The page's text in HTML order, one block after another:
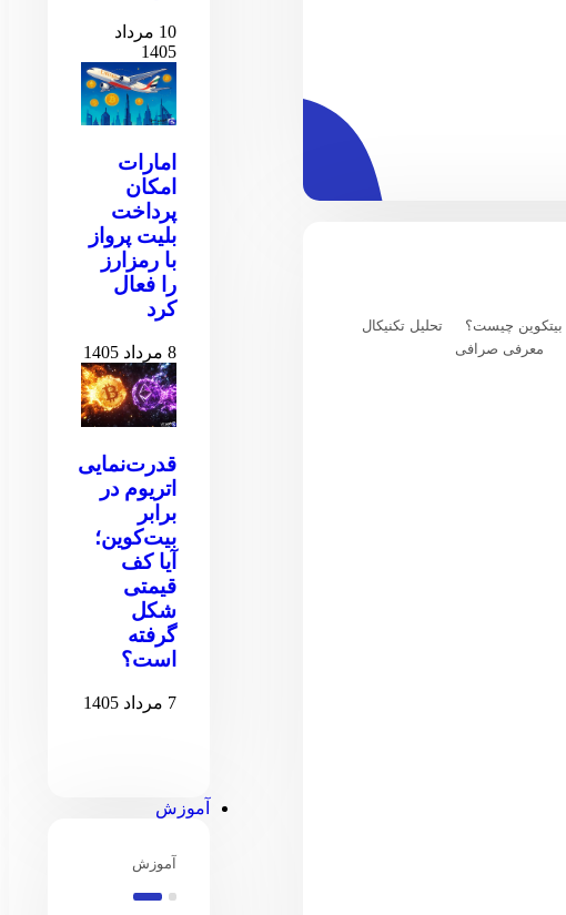
بیتکوین چیست؟
تحلیل تکنیکال
معرفی صرافی
10 مرداد
1405
امارات
امکان
پرداخت
بلیت پرواز
با رمزارز
را فعال
کرد
8 مرداد 1405
قدرت‌نمایی
اتریوم در
برابر
بیت‌کوین؛
آیا کف
قیمتی
شکل
گرفته
است؟
7 مرداد 1405
آموزش
آموزش